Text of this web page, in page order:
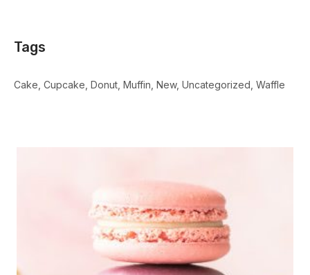
Tags
Cake Cupcake Donut Muffin New Uncategorized Waffle